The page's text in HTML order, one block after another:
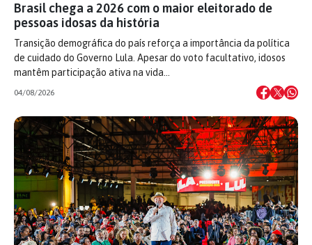
Brasil chega a 2026 com o maior eleitorado de
pessoas idosas da história
Transição demográfica do país reforça a importância da política
de cuidado do Governo Lula. Apesar do voto facultativo, idosos
mantêm participação ativa na vida…
04/08/2026